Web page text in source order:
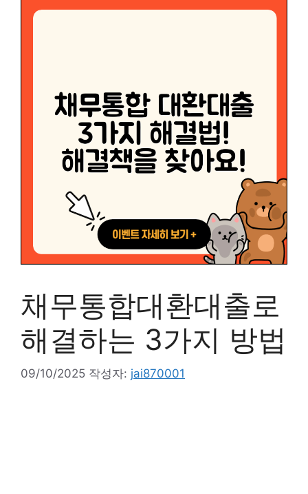
채무통합대환대출로
해결하는 3가지 방법
09/10/2025 작성자: jai870001